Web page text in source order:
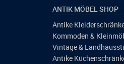
ANTIK MÖBEL SHOP
Antike
Kommoden &
Vintage &
Antike